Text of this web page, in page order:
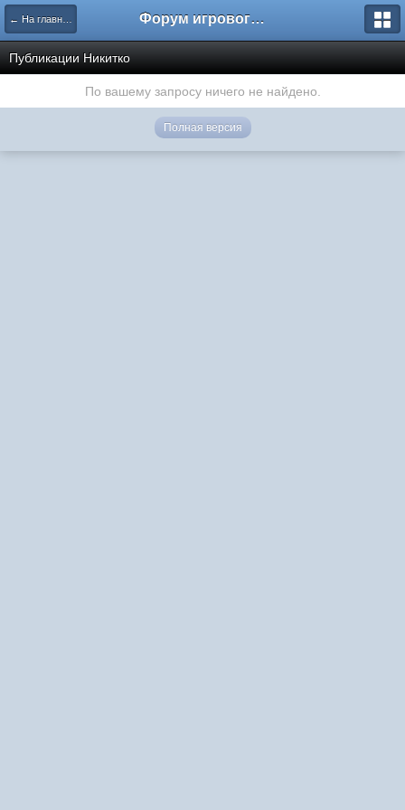
← На главную Форум игрового проекта Riverrise
Публикации Никитко
По вашему запросу ничего не найдено.
Полная версия